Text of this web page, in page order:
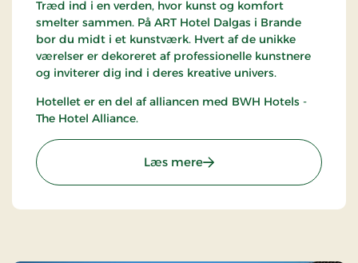
Træd ind i en verden, hvor kunst og komfort
smelter sammen. På ART Hotel Dalgas i Brande
bor du midt i et kunstværk. Hvert af de unikke
værelser er dekoreret af professionelle kunstnere
og inviterer dig ind i deres kreative univers.
Hotellet er en del af alliancen med BWH Hotels -
The Hotel Alliance.
Læs mere: Art Hotel Dalgas, Partner